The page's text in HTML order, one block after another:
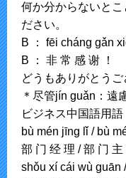
何か分からないとこ
ださい。
B ： fēi chánɡ ɡǎn
B ： 非 常 感 谢 ！
どうもありがとうご
＊尽管jín ɡuǎn：遠
ビジネス中国語用語
bù mén jīnɡ lǐ / bù
部 门 经 理 / 部 门
shǒu xí cái wù ɡuān